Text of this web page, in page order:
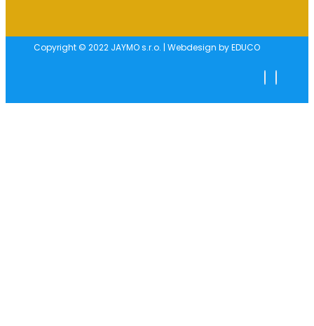
Copyright © 2022 JAYMO s.r.o. | Webdesign by EDUCO